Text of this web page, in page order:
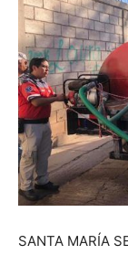
SANTA MARÍA